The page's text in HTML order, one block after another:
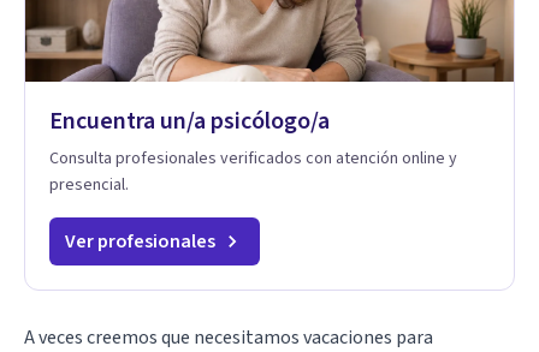
Encuentra un/a psicólogo/a
Consulta profesionales verificados con atención online y
presencial.
Ver profesionales
A veces creemos que necesitamos vacaciones para